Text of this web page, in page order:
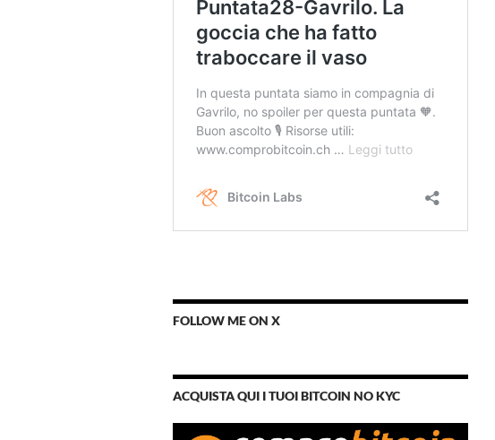
FOLLOW ME ON X
ACQUISTA QUI I TUOI BITCOIN NO KYC